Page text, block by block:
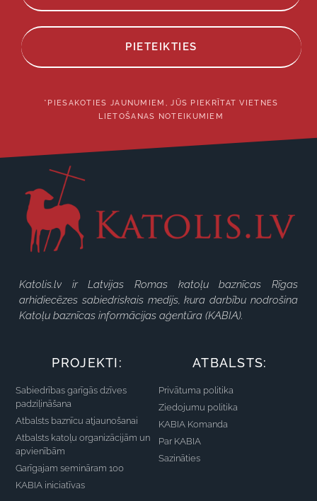
PIETEIKTIES
*PIESAKOTIES JAUNUMIEM, JŪS PIEKRĪTAT VIETNES
LIETOŠANAS NOTEIKUMIEM
Katolis.lv ir Latvijas Romas katoļu baznīcas Rīgas
arhidiecēzes sabiedriskais medijs, kura darbību nodrošina
Katoļu baznīcas informācijas aģentūra (KABIA).
PROJEKTI:
Sabiedrības garīgās dzīves
padziļināšana
Atbalsts baznīcu atjaunošanai
Atbalsts katoļu organizācijām un
apvienībām
Garīgajam semināram 100
KABIA iniciatīvas
ATBALSTS:
Privātuma politika
Ziedojumu politika
KABIA Komanda
Par KABIA
Sazināties